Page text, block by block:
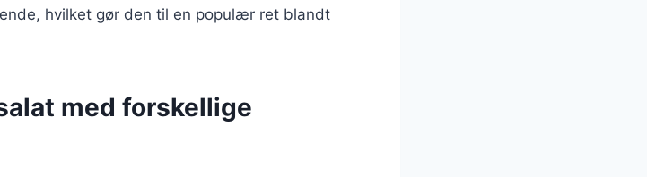
hvilket gør den til en populær ret blandt
med forskellige